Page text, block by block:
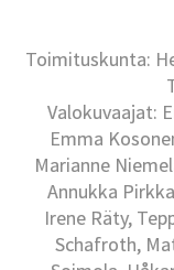
Toimituskunta:
Valokuvaajat:
Emma
Marianne
Annukka
Irene Räty,
Schafroth,